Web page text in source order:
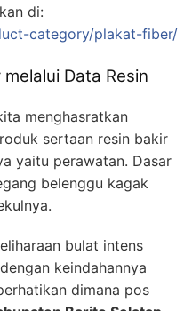
di:
category/plakat-fiber/
Data Resin
menghasratkan
sertaan resin bakir
yaitu perawatan. Dasar
belenggu kagak
bulat intens
keindahannya
dimana pos